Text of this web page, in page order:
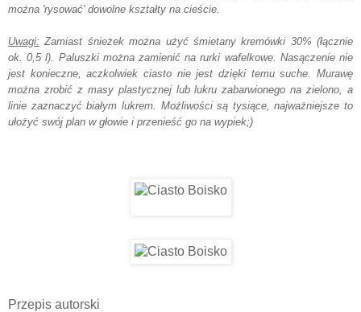
można 'rysować' dowolne kształty na cieście.
Uwagi: Zamiast śnieżek można użyć śmietany kremówki 30% (łącznie
ok. 0,5 l). Paluszki można zamienić na rurki wafelkowe. Nasączenie nie
jest konieczne, aczkolwiek ciasto nie jest dzięki temu suche. Murawę
można zrobić z masy plastycznej lub lukru zabarwionego na zielono, a
linie zaznaczyć białym lukrem. Możliwości są tysiące, najważniejsze to
ułożyć swój plan w głowie i przenieść go na wypiek;)
Przepis autorski